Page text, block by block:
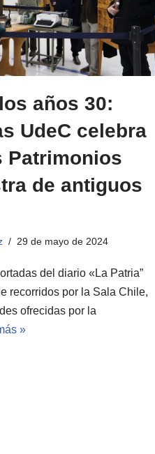
años 30:
UdeC celebra
Patrimonios
de antiguos
29 de mayo de 2024
del diario «La Patria”
recorridos por la Sala Chile,
ofrecidas por la
»